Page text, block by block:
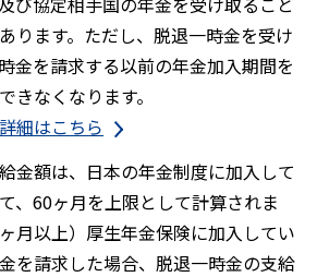
ります。ただし、脱退一時金を受け
金を請求する以前の年金加入期間を
きなくなります。
細はこちら
金額は、日本の年金制度に加入して
、60ヶ月を上限として計算されま
月以上）厚生年金保険に加入してい
を請求した場合、脱退一時金の支給